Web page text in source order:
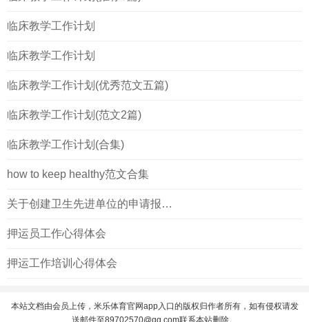
临床教学工作计划
临床教学工作计划
临床教学工作计划(优秀范文五篇)
临床教学工作计划(范文2篇)
临床教学工作计划(合集)
how to keep healthy范文合集
关于创建卫生先进单位的申请报告(正)
押运员工作心得体会
押运工作培训心得体会
本站文档由会员上传，米乐体育官网app入口的版权归作者所有，如有侵权请发
送邮件至89702570@qq.com联系本站删除。